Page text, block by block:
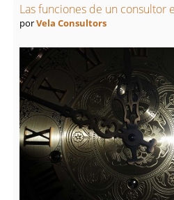
Las funciones de un consultor
porVela Consultors